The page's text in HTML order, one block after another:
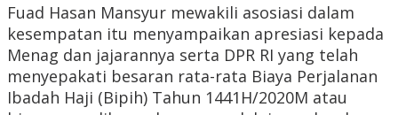
Fuad Hasan Mansyur mewakili asosiasi dalam
kesempatan itu menyampaikan apresiasi kepada
Menag dan jajarannya serta DPR RI yang telah
menyepakati besaran rata-rata Biaya Perjalanan
Ibadah Haji (Bipih) Tahun 1441H/2020M atau